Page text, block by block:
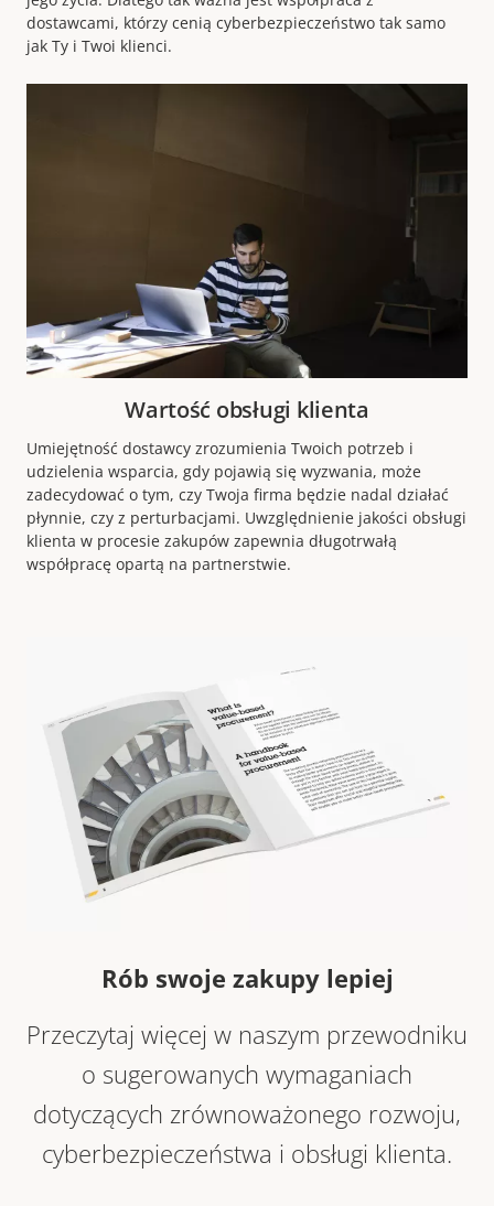
dostawcami, którzy cenią cyberbezpieczeństwo tak samo
jak Ty i Twoi klienci.
Wartość obsługi klienta
Umiejętność dostawcy zrozumienia Twoich potrzeb i
udzielenia wsparcia, gdy pojawią się wyzwania, może
zadecydować o tym, czy Twoja firma będzie nadal działać
płynnie, czy z perturbacjami. Uwzględnienie jakości obsługi
klienta w procesie zakupów zapewnia długotrwałą
współpracę opartą na partnerstwie.
Rób swoje zakupy lepiej
Przeczytaj więcej w naszym przewodniku
o sugerowanych wymaganiach
dotyczących zrównoważonego rozwoju,
cyberbezpieczeństwa i obsługi klienta.